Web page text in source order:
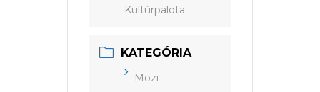
Kultúrpalota
KATEGÓRIA
Mozi